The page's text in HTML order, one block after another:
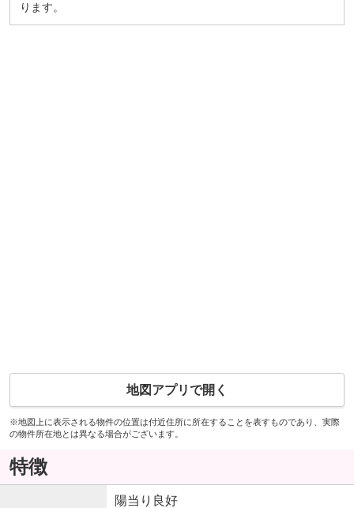
ります。
地図アプリで開く
※地図上に表示される物件の位置は付近住所に所在することを表すものであり、実際
の物件所在地とは異なる場合がございます。
特徴
陽当り良好